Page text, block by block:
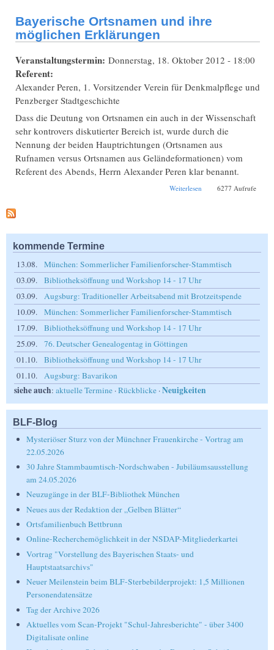
Bayerische Ortsnamen und ihre
möglichen Erklärungen
Veranstaltungstermin: Donnerstag, 18. Oktober 2012 - 18:00
Referent:
Alexander Peren, 1. Vorsitzender Verein für Denkmalpflege und
Penzberger Stadtgeschichte
Dass die Deutung von Ortsnamen ein auch in der Wissenschaft
sehr kontrovers diskutierter Bereich ist, wurde durch die
Nennung der beiden Hauptrichtungen (Ortsnamen aus
Rufnamen versus Ortsnamen aus Geländeformationen) vom
Referent des Abends, Herrn Alexander Peren klar benannt.
Weiterlesen über Bayerische
6277 Aufrufe
kommende Termine
13.08.
München: Sommerlicher Familienforscher-Stammtisch
03.09.
Bibliotheksöffnung und Workshop 14 - 17 Uhr
03.09.
Augsburg: Traditioneller Arbeitsabend mit Brotzeitspende
10.09.
München: Sommerlicher Familienforscher-Stammtisch
17.09.
Bibliotheksöffnung und Workshop 14 - 17 Uhr
25.09.
76. Deutscher Genealogentag in Göttingen
01.10.
Bibliotheksöffnung und Workshop 14 - 17 Uhr
01.10.
Augsburg: Bavarikon
siehe auch: aktuelle Termine ·Rückblicke ·Neuigkeiten
BLF-Blog
Mysteriöser Sturz von der Münchner Frauenkirche - Vortrag am
22.05.2026
30 Jahre Stammbaumtisch-Nordschwaben - Jubiläumsausstellung
am 24.05.2026
Neuzugänge in der BLF-Bibliothek München
Neues aus der Redaktion der „Gelben Blätter“
Ortsfamilienbuch Bettbrunn
Online-Recherchemöglichkeit in der NSDAP-Mitgliederkartei
Vortrag "Vorstellung des Bayerischen Staats- und
Hauptstaatsarchivs"
Neuer Meilenstein beim BLF-Sterbebilderprojekt: 1,5 Millionen
Personendatensätze
Tag der Archive 2026
Aktuelles vom Scan-Projekt "Schul-Jahresberichte" - über 3400
Digitalisate online